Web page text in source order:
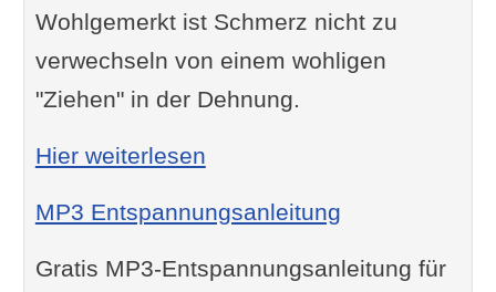
Wohlgemerkt ist Schmerz nicht zu
verwechseln von einem wohligen
"Ziehen" in der Dehnung.
Hier weiterlesen: Yoga Übungsplan
MP3 Entspannungsanleitung
Gratis MP3-Entspannungsanleitung für